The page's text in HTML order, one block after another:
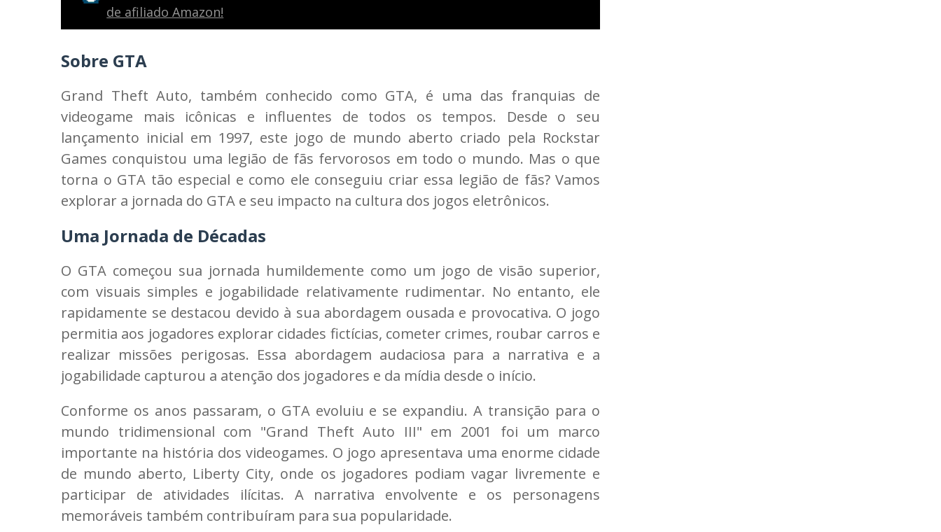
de afiliado Amazon!
Sobre GTA
Grand Theft Auto, também conhecido como GTA, é uma das franquias de
videogame mais icônicas e influentes de todos os tempos. Desde o seu
lançamento inicial em 1997, este jogo de mundo aberto criado pela Rockstar
Games conquistou uma legião de fãs fervorosos em todo o mundo. Mas o que
torna o GTA tão especial e como ele conseguiu criar essa legião de fãs? Vamos
explorar a jornada do GTA e seu impacto na cultura dos jogos eletrônicos.
Uma Jornada de Décadas
O GTA começou sua jornada humildemente como um jogo de visão superior,
com visuais simples e jogabilidade relativamente rudimentar. No entanto, ele
rapidamente se destacou devido à sua abordagem ousada e provocativa. O jogo
permitia aos jogadores explorar cidades fictícias, cometer crimes, roubar carros e
realizar missões perigosas. Essa abordagem audaciosa para a narrativa e a
jogabilidade capturou a atenção dos jogadores e da mídia desde o início.
Conforme os anos passaram, o GTA evoluiu e se expandiu. A transição para o
mundo tridimensional com "Grand Theft Auto III" em 2001 foi um marco
importante na história dos videogames. O jogo apresentava uma enorme cidade
de mundo aberto, Liberty City, onde os jogadores podiam vagar livremente e
participar de atividades ilícitas. A narrativa envolvente e os personagens
memoráveis também contribuíram para sua popularidade.